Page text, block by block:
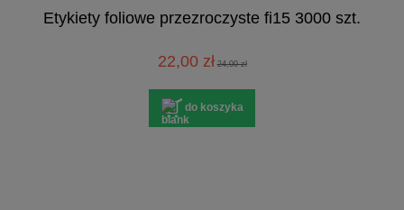
Etykiety foliowe przezroczyste fi15 3000 szt.
22,00 zł 24,00 zł
do koszyka